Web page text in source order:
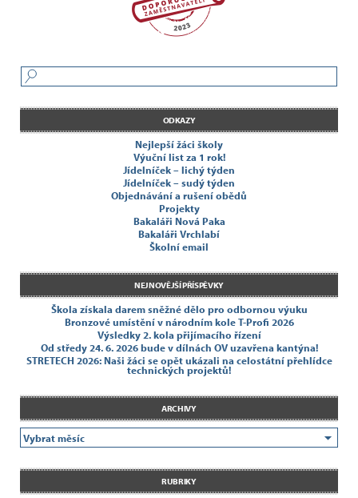
ODKAZY
Nejlepší žáci školy
Výuční list za 1 rok!
Jídelníček – lichý týden
Jídelníček – sudý týden
Objednávání a rušení obědů
Projekty
Bakaláři Nová Paka
Bakaláři Vrchlabí
Školní email
NEJNOVĚJŠÍ PŘÍSPĚVKY
Škola získala darem sněžné dělo pro odbornou výuku
Bronzové umístění v národním kole T-Profi 2026
Výsledky 2. kola přijímacího řízení
Od středy 24. 6. 2026 bude v dílnách OV uzavřena kantýna!
STRETECH 2026: Naši žáci se opět ukázali na celostátní přehlídce
technických projektů!
ARCHIVY
RUBRIKY